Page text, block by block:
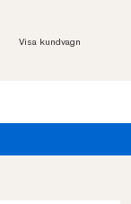
Visa kundvagn